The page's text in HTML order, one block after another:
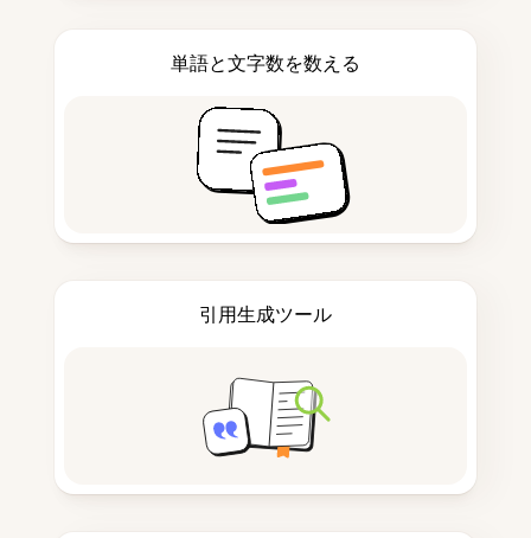
単語と文字数を数える
引用生成ツール